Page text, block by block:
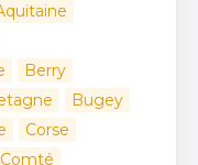
Berry
Bugey
Corse